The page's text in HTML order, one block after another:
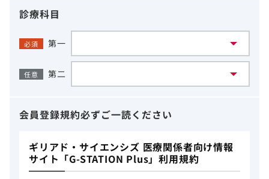
診療科目
必須 第一
任意 第二
会員登録規約必ずご一読ください
ギリアド・サイエンシズ 医療関係者向け情報
サイト「G-STATION Plus」利用規約